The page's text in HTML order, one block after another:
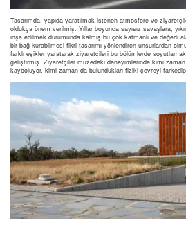
Tasarımda, yapıda yaratılmak istenen atmosfere ve
oldukça önem verilmiş. Yıllar boyunca sayısız savaşlara,
inşa edilmek durumunda kalmış bu çok katmanlı ve değerli
bir bağ kurabilmesi fikri tasarımı yönlendiren unsurlardan
farklı eşikler yaratarak ziyaretçileri bu bölümlerde
geliştirmiş. Ziyaretçiler müzedeki deneyimlerinde kimi zaman
kayboluyor, kimi zaman da bulundukları fiziki çevreyi